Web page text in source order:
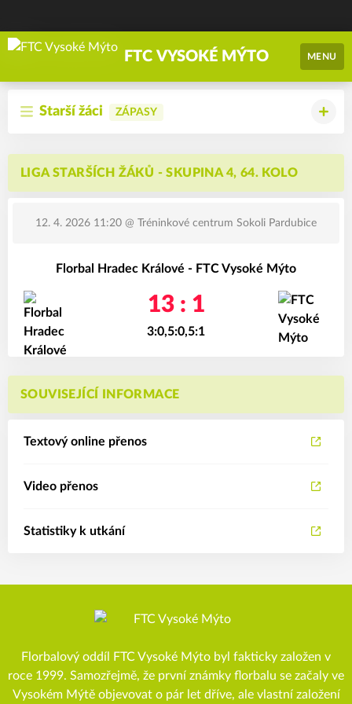
FTC VYSOKÉ MÝTO MENU
Starší žáci ZÁPASY
LIGA STARŠÍCH ŽÁKŮ - SKUPINA 4, 64. KOLO
12. 4. 2026 11:20 @ Tréninkové centrum Sokoli Pardubice
Florbal Hradec Králové - FTC Vysoké Mýto
13 : 1
3:0,5:0,5:1
SOUVISEJÍCÍ INFORMACE
Textový online přenos
Video přenos
Statistiky k utkání
Florbalový oddíl FTC Vysoké Mýto byl fakticky založen v
roce 1999. Samozřejmě, že první známky florbalu se začaly ve
Vysokém Mýtě objevovat o pár let dříve, ale vlastní založení